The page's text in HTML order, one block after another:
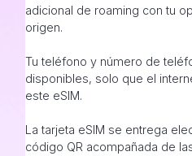
adicional de roaming con tu
origen.
Tu teléfono y número de
disponibles, solo que el
este eSIM.
La tarjeta eSIM se entrega
código QR acompañada de